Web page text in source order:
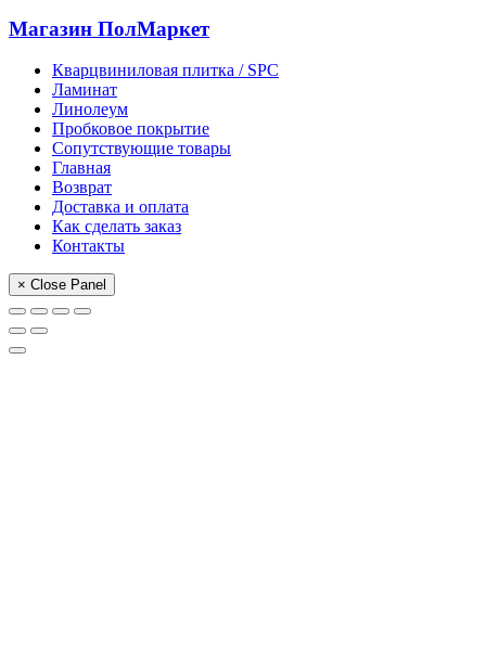
Магазин ПолМаркет
Кварцвиниловая плитка / SPС
Ламинат
Линолеум
Пробковое покрытие
Сопутствующие товары
Главная
Возврат
Доставка и оплата
Как сделать заказ
Контакты
× Close Panel